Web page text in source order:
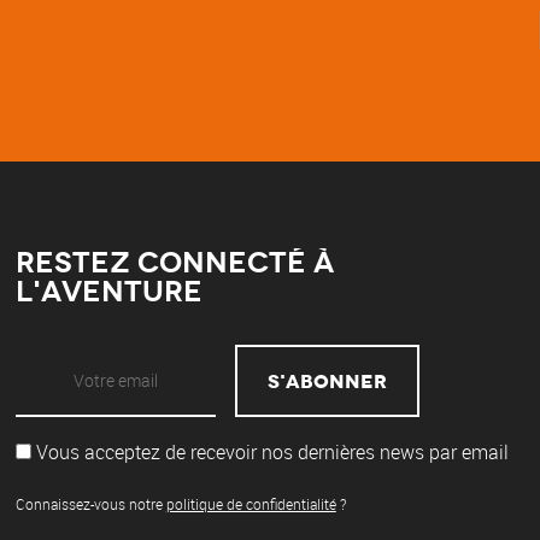
Restez connecté à
l'aventure
Vous acceptez de recevoir nos dernières news par email
Connaissez-vous notre politique de confidentialité?